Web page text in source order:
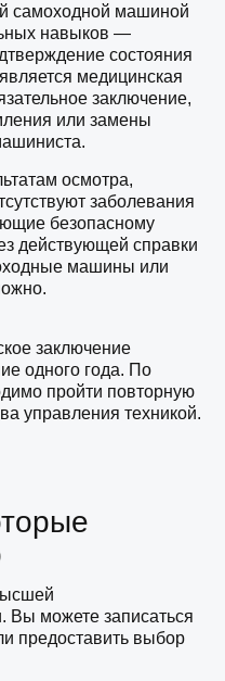
самоходной машиной
навыков —
состояния
медицинская
заключение,
или замены
осмотра,
заболевания
безопасному
действующей справки
машины или
заключение
одного года. По
пройти повторную
управления техникой.
Вы можете записаться
предоставить выбор